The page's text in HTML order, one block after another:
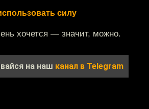
силу
хочется — значит, можно.
на наш канал в Telegram